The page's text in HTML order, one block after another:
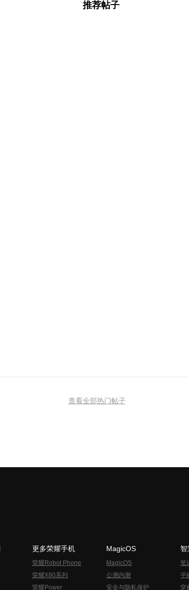
推荐帖子
查看全部热门帖子
更多荣耀手机
荣耀Robot Phone
荣耀X80系列
荣耀Power
MagicOS
MagicOS
公测内测
安全与隐私保护
智
笔
平
穿